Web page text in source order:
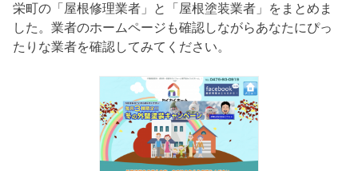
栄町の「屋根修理業者」と「屋根塗装業者」をまとめま
した。業者のホームページも確認しながらあなたにぴっ
たりな業者を確認してみてください。